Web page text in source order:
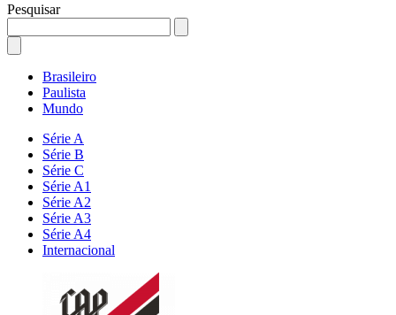
Pesquisar
Brasileiro
Paulista
Mundo
Série A
Série B
Série C
Série A1
Série A2
Série A3
Série A4
Internacional